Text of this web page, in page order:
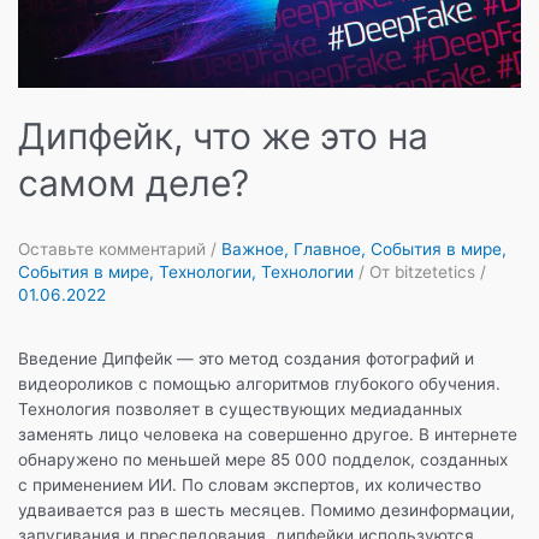
Дипфейк, что же это на
самом деле?
Оставьте комментарий / Важное, Главное, События в мире,
События в мире, Технологии, Технологии / От bitzetetics /
01.06.2022
Введение Дипфейк — это метод создания фотографий и
видеороликов с помощью алгоритмов глубокого обучения.
Технология позволяет в существующих медиаданных
заменять лицо человека на совершенно другое. В интернете
обнаружено по меньшей мере 85 000 подделок, созданных
с применением ИИ. По словам экспертов, их количество
удваивается раз в шесть месяцев. Помимо дезинформации,